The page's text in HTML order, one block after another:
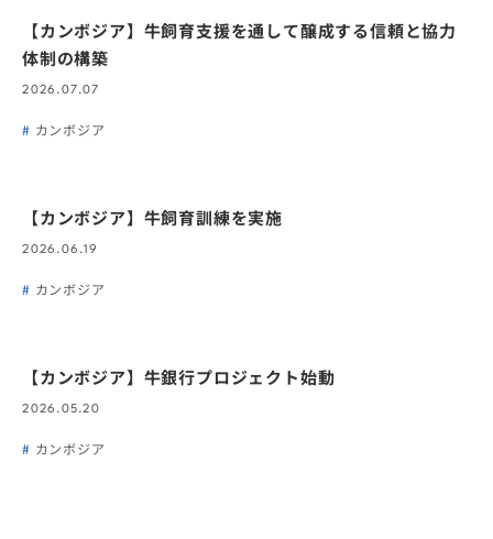
【カンボジア】牛飼育支援を通して醸成する信頼と協力
体制の構築
2026.07.07
カンボジア
【カンボジア】牛飼育訓練を実施
2026.06.19
カンボジア
【カンボジア】牛銀行プロジェクト始動
2026.05.20
カンボジア